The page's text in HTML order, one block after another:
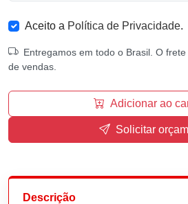
Aceito a Política de Privacidade.
Entregamos em todo o Brasil. O
de vendas.
Adicionar ao
Solicitar
Descrição